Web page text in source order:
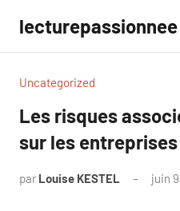
contenu
lecturepassionnee
Uncategorized
Les risques
sur les entreprises
par Louise KESTEL juin